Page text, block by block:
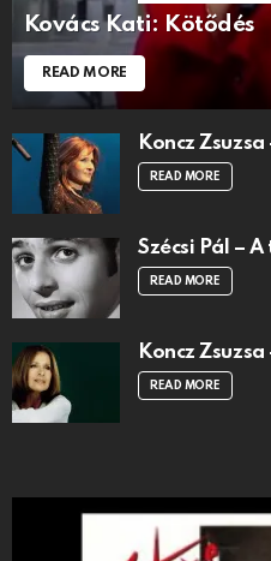
Kovács Kati: Kötődés
READ MORE
Koncz
READ MORE
Szécsi Pál –
READ MORE
Koncz
READ MORE